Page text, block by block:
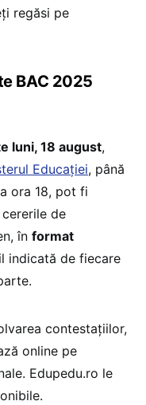
regăsi pe
BAC 2025
luni, 18 august,
Educației, până
ora 18, pot fi
de
în format
indicată de fiecare
contestațiilor,
online pe
Edupedu.ro le